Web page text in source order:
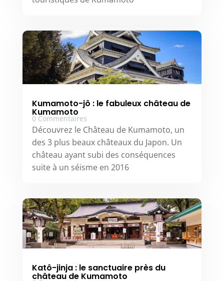
Kumamoto-jô : le fabuleux château de
Kumamoto
0 Commentaires
Découvrez le Château de Kumamoto, un
des 3 plus beaux châteaux du Japon. Un
château ayant subi des conséquences
suite à un séisme en 2016
Katô-jinja : le sanctuaire près du
château de Kumamoto